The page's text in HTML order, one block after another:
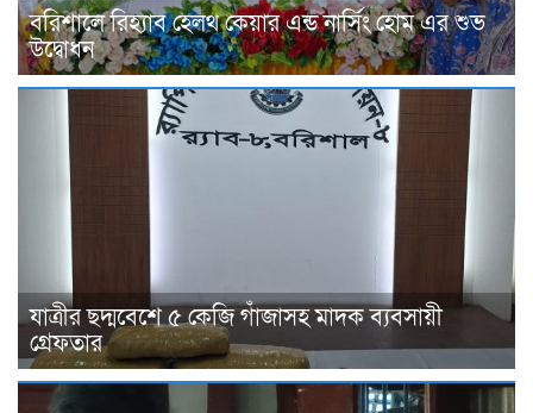
বরিশালে রিহ্যাব হেলথ কেয়ার এন্ড নার্সিং হোম এর শুভ
উদ্বোধন
যাত্রীর ছদ্মবেশে ৫ কেজি গাঁজাসহ মাদক ব্যবসায়ী
গ্রেফতার